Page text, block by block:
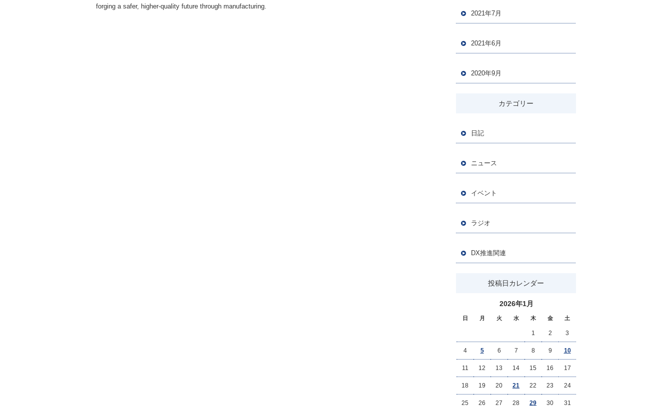
forging a safer, higher-quality future through manufacturing.
2021年7月
2021年6月
2020年9月
カテゴリー
日記
ニュース
イベント
ラジオ
DX推進関連
投稿日カレンダー
2026年1月
日 月 火 水 木 金 土
1 2 3
4 5 6 7 8 9 10
11 12 13 14 15 16 17
18 19 20 21 22 23 24
25 26 27 28 29 30 31